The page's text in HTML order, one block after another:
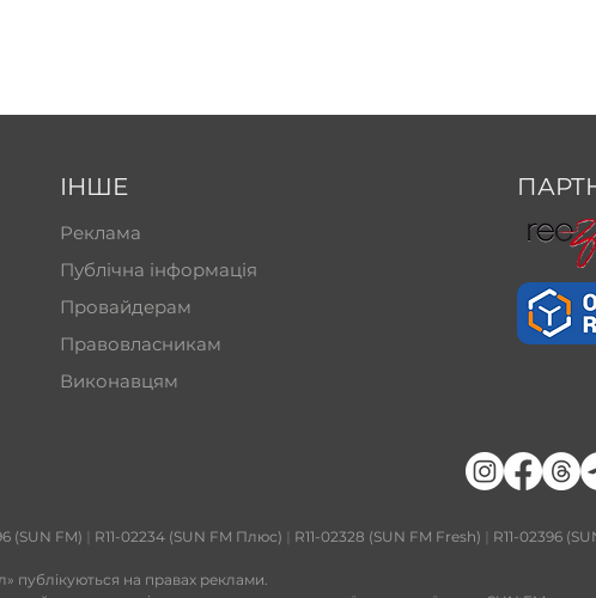
ІНШЕ
Реклама
Публічна інформація
Провайдерам
Правовласникам
Виконавцям
(SUN FM) | R11-02234 (SUN FM Плюс) | R11-02328 (SUN FM Fresh) | R11-02396
публікуються на правах реклами.